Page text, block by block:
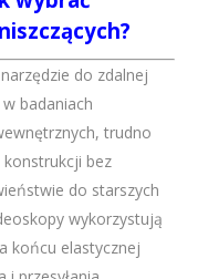
do zdalnej
badaniach
trudno
bez
do starszych
wykorzystują
końcu elastycznej